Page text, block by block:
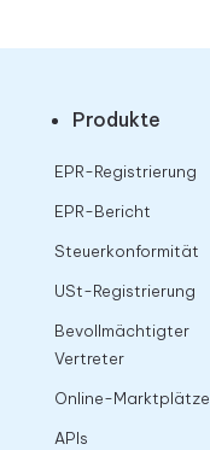
Produkte
EPR-Registrierung
EPR-Bericht
Steuerkonformität
USt-Registrierung
Bevollmächtigter
Vertreter
Online-Marktplätze
APIs